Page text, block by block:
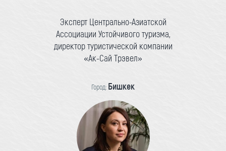
Эксперт Центрально-Азиатской
Ассоциации Устойчивого туризма,
директор туристической компании
«Ак-Сай Трэвел»
Город: Бишкек